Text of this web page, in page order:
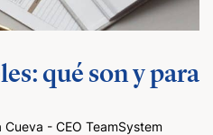
qué son y para
Cueva - CEO TeamSystem